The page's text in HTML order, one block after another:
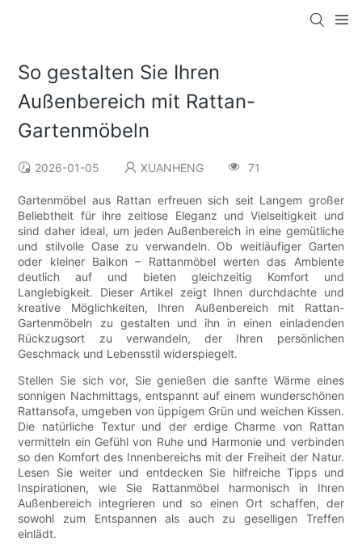
So gestalten Sie Ihren
Außenbereich mit Rattan-
Gartenmöbeln
2026-01-05 XUANHENG 71
Gartenmöbel aus Rattan erfreuen sich seit Langem großer
Beliebtheit für ihre zeitlose Eleganz und Vielseitigkeit und
sind daher ideal, um jeden Außenbereich in eine gemütliche
und stilvolle Oase zu verwandeln. Ob weitläufiger Garten
oder kleiner Balkon – Rattanmöbel werten das Ambiente
deutlich auf und bieten gleichzeitig Komfort und
Langlebigkeit. Dieser Artikel zeigt Ihnen durchdachte und
kreative Möglichkeiten, Ihren Außenbereich mit Rattan-
Gartenmöbeln zu gestalten und ihn in einen einladenden
Rückzugsort zu verwandeln, der Ihren persönlichen
Geschmack und Lebensstil widerspiegelt.
Stellen Sie sich vor, Sie genießen die sanfte Wärme eines
sonnigen Nachmittags, entspannt auf einem wunderschönen
Rattansofa, umgeben von üppigem Grün und weichen Kissen.
Die natürliche Textur und der erdige Charme von Rattan
vermitteln ein Gefühl von Ruhe und Harmonie und verbinden
so den Komfort des Innenbereichs mit der Freiheit der Natur.
Lesen Sie weiter und entdecken Sie hilfreiche Tipps und
Inspirationen, wie Sie Rattanmöbel harmonisch in Ihren
Außenbereich integrieren und so einen Ort schaffen, der
sowohl zum Entspannen als auch zu geselligen Treffen
einlädt.